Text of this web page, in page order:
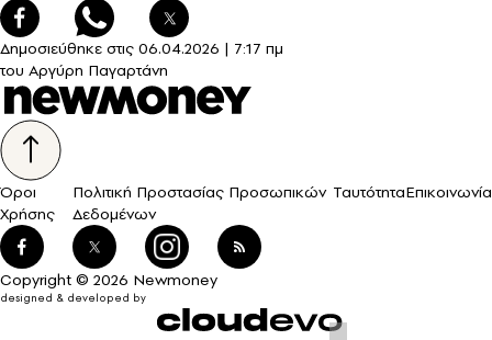
Δημοσιεύθηκε στις 06.04.2026 | 7:17 πμ
του Αργύρη Παγαρτάνη
Όροι
Χρήσης
Πολιτική Προστασίας Προσωπικών
Δεδομένων
ΤαυτότηταΕπικοινωνία
Copyright © 2026 Newmoney
designed & developed by